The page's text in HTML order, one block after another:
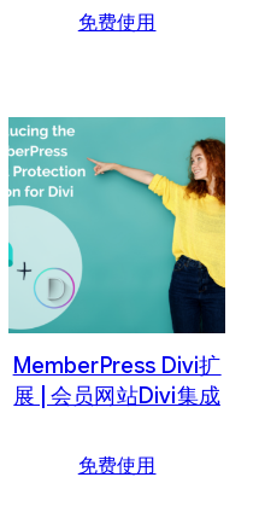
免费使用
MemberPress Divi扩
展 | 会员网站Divi集成
免费使用